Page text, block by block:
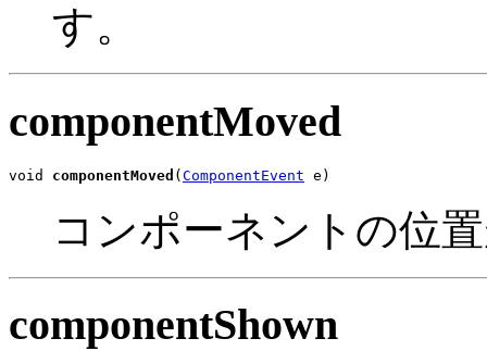
す。
componentMoved
void componentMoved (ComponentEvent e)
コンポーネントの位
componentShown